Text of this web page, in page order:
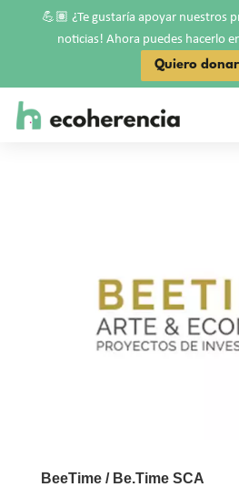
BeeTime / Be.Time SCA
💪🏽 ¿Te gustaría apoyar nuestros
noticias! Ahora puedes hacerlo
Quiero donar